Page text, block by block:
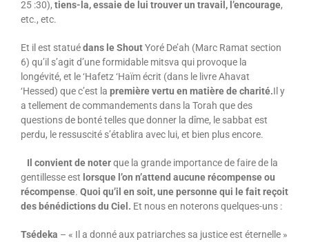
25 :30), tiens-la, essaie de lui trouver un travail, l’encourage,
etc., etc.
Et il est statuédans le ShoutYoré De’ah (Marc Ramat section
6) qu’il s’agit d’une formidable mitsva qui provoque la
longévité, et le ‘Hafetz ‘Haïm écrit (dans le livre Ahavat
‘Hessed) que c’est la première vertu en matière de charité.Il y
a tellement de commandements dans la Torah que des
questions de bonté telles que donner la dîme, le sabbat est
perdu, le ressuscité s’établira avec lui, et bien plus encore.
Il convient de noterque la grande importance de faire de la
gentillesse est lorsque l’on n’attend aucune récompense ou
récompense. Quoi qu’il en soit, une personne qui le fait reçoit
des bénédictions du Ciel. Et nous en noterons quelques-uns :
Tsédeka – « Il a donné aux patriarches sa justice est éternelle »